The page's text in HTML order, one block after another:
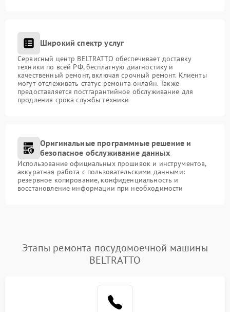
Широкий спектр услуг
Сервисный центр BELTRATTO обеспечивает доставку
техники по всей РФ, бесплатную диагностику и
качественный ремонт, включая срочный ремонт. Клиенты
могут отслеживать статус ремонта онлайн. Также
предоставляется постгарантийное обслуживание для
продления срока службы техники
Оригинальные программные решение и
безопасное обслуживание данных
Использование официальных прошивок и инструментов,
аккуратная работа с пользовательскими данными:
резервное копирование, конфиденциальность и
восстановление информации при необходимости
Этапы ремонта посудомоечной машины
BELTRATTO